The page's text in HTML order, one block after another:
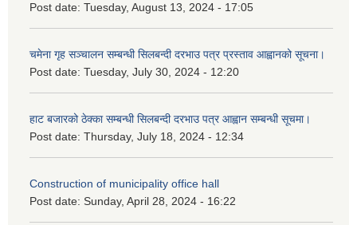
Post date: Tuesday, August 13, 2024 - 17:05
चमेना गृह सञ्चालन सम्बन्धी सिलबन्दी दरभाउ पत्र प्रस्ताव आह्वानको सूचना।
Post date: Tuesday, July 30, 2024 - 12:20
हाट बजारको ठेक्का सम्बन्धी सिलबन्दी दरभाउ पत्र आह्वान सम्बन्धी सूचमा।
Post date: Thursday, July 18, 2024 - 12:34
Construction of municipality office hall
Post date: Sunday, April 28, 2024 - 16:22